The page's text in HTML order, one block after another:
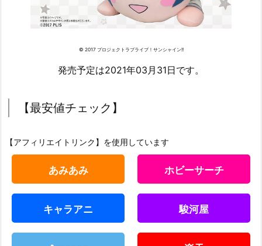
© 2017 プロジェクトラブライブ！サンシャイン!!
発売予定は2021年03月31日です。
【最安値チェック】
【アフィリエイトリンク】を使用しています
あみあみ ホビーサーチ
キャラアニ 駿河屋